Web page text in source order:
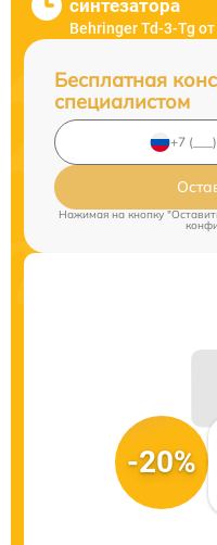
синтезатора
Behringer Td-3-Tg
Бесплатная
специалистом
Нажимая на кнопку
-20%